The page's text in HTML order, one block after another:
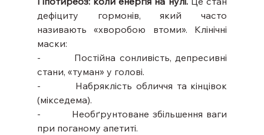
дефіциту гормонів, який часто
називають «хворобою втоми». Клінічні
маски:
-         Постійна сонливість, депресивні
стани, «туман» у голові.
-         Набряклість обличчя та кінцівок
(мікседема).
-         Необґрунтоване збільшення ваги
при поганому апетиті.